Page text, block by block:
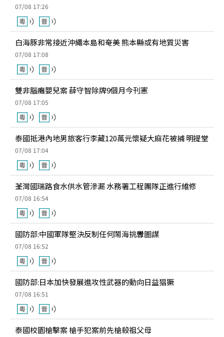
07/08 17:26
白海豚非常接近沖繩本島和奄美 熊本縣或有地質災害
07/08 17:08
雙非腦癱嬰兒案 薛守智除牌9個月今刊憲
07/08 17:05
泰國抵港內地男旅客行李藏120萬元懷疑大麻花被捕 明提堂
07/08 17:04
荃灣國瑞路食水供水管滲漏 水務署工程團隊正進行維修
07/08 16:54
國防部:中國軍隊堅決反制任何鬧海挑釁圖謀
07/08 16:52
國防部:日本加快發展進攻性武器的動向日益猖獗
07/08 16:51
泰國校園槍擊案 槍手犯案前先槍殺祖父母